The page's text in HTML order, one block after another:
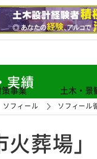
事業 土木・景
実績
ソフィール ソフィール
葬場」